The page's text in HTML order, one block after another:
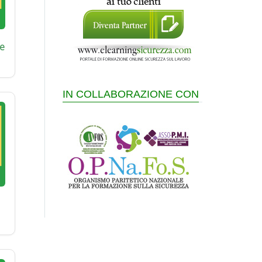
IN COLLABORAZIONE CON